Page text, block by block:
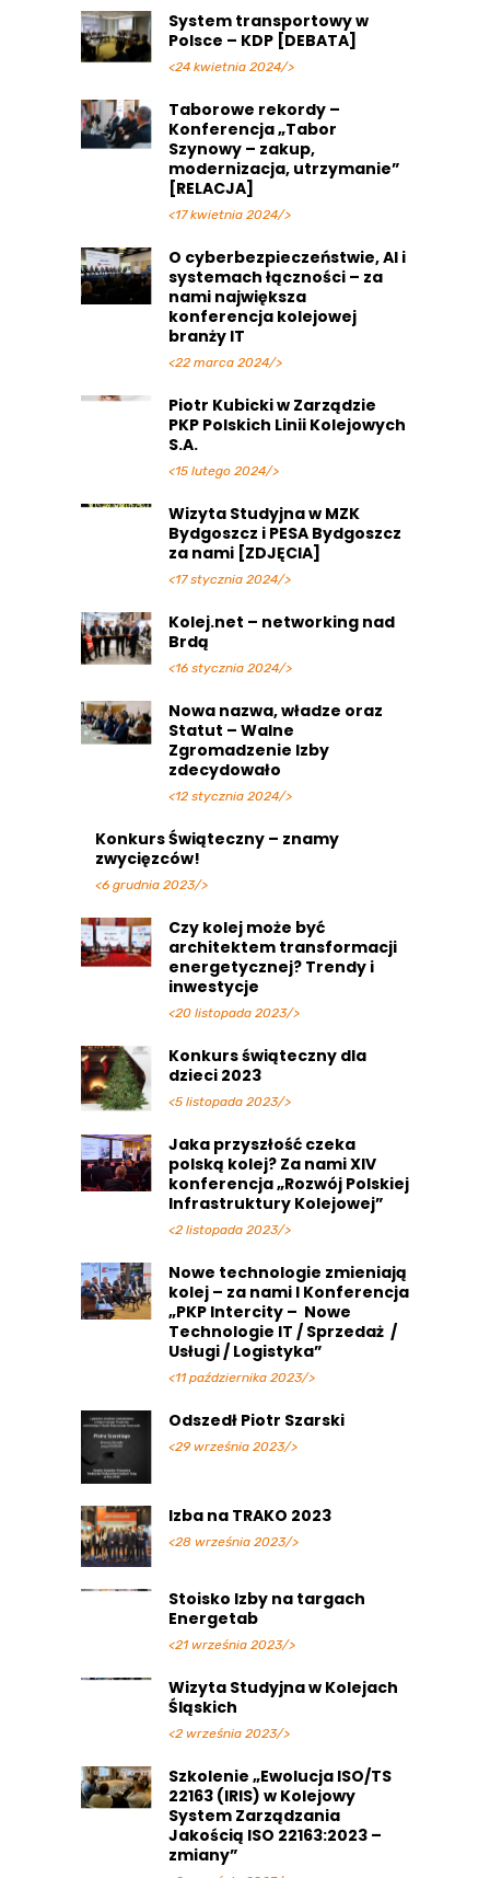
System transportowy w
Polsce – KDP [DEBATA]
<24 kwietnia 2024/>
Taborowe rekordy –
Konferencja „Tabor
Szynowy – zakup,
modernizacja, utrzymanie”
[RELACJA]
<17 kwietnia 2024/>
O cyberbezpieczeństwie, AI i
systemach łączności – za
nami największa
konferencja kolejowej
branży IT
<22 marca 2024/>
Piotr Kubicki w Zarządzie
PKP Polskich Linii Kolejowych
S.A.
<15 lutego 2024/>
Wizyta Studyjna w MZK
Bydgoszcz i PESA Bydgoszcz
za nami [ZDJĘCIA]
<17 stycznia 2024/>
Kolej.net – networking nad
Brdą
<16 stycznia 2024/>
Nowa nazwa, władze oraz
Statut – Walne
Zgromadzenie Izby
zdecydowało
<12 stycznia 2024/>
Konkurs Świąteczny – znamy
zwycięzców!
<6 grudnia 2023/>
Czy kolej może być
architektem transformacji
energetycznej? Trendy i
inwestycje
<20 listopada 2023/>
Konkurs świąteczny dla
dzieci 2023
<5 listopada 2023/>
Jaka przyszłość czeka
polską kolej? Za nami XIV
konferencja „Rozwój Polskiej
Infrastruktury Kolejowej”
<2 listopada 2023/>
Nowe technologie zmieniają
kolej – za nami I Konferencja
„PKP Intercity – Nowe
Technologie IT / Sprzedaż /
Usługi / Logistyka”
<11 października 2023/>
Odszedł Piotr Szarski
<29 września 2023/>
Izba na TRAKO 2023
<28 września 2023/>
Stoisko Izby na targach
Energetab
<21 września 2023/>
Wizyta Studyjna w Kolejach
Śląskich
<2 września 2023/>
Szkolenie „Ewolucja ISO/TS
22163 (IRIS) w Kolejowy
System Zarządzania
Jakością ISO 22163:2023 –
zmiany”